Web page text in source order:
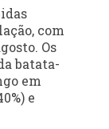
com
Os
batata-
em
e